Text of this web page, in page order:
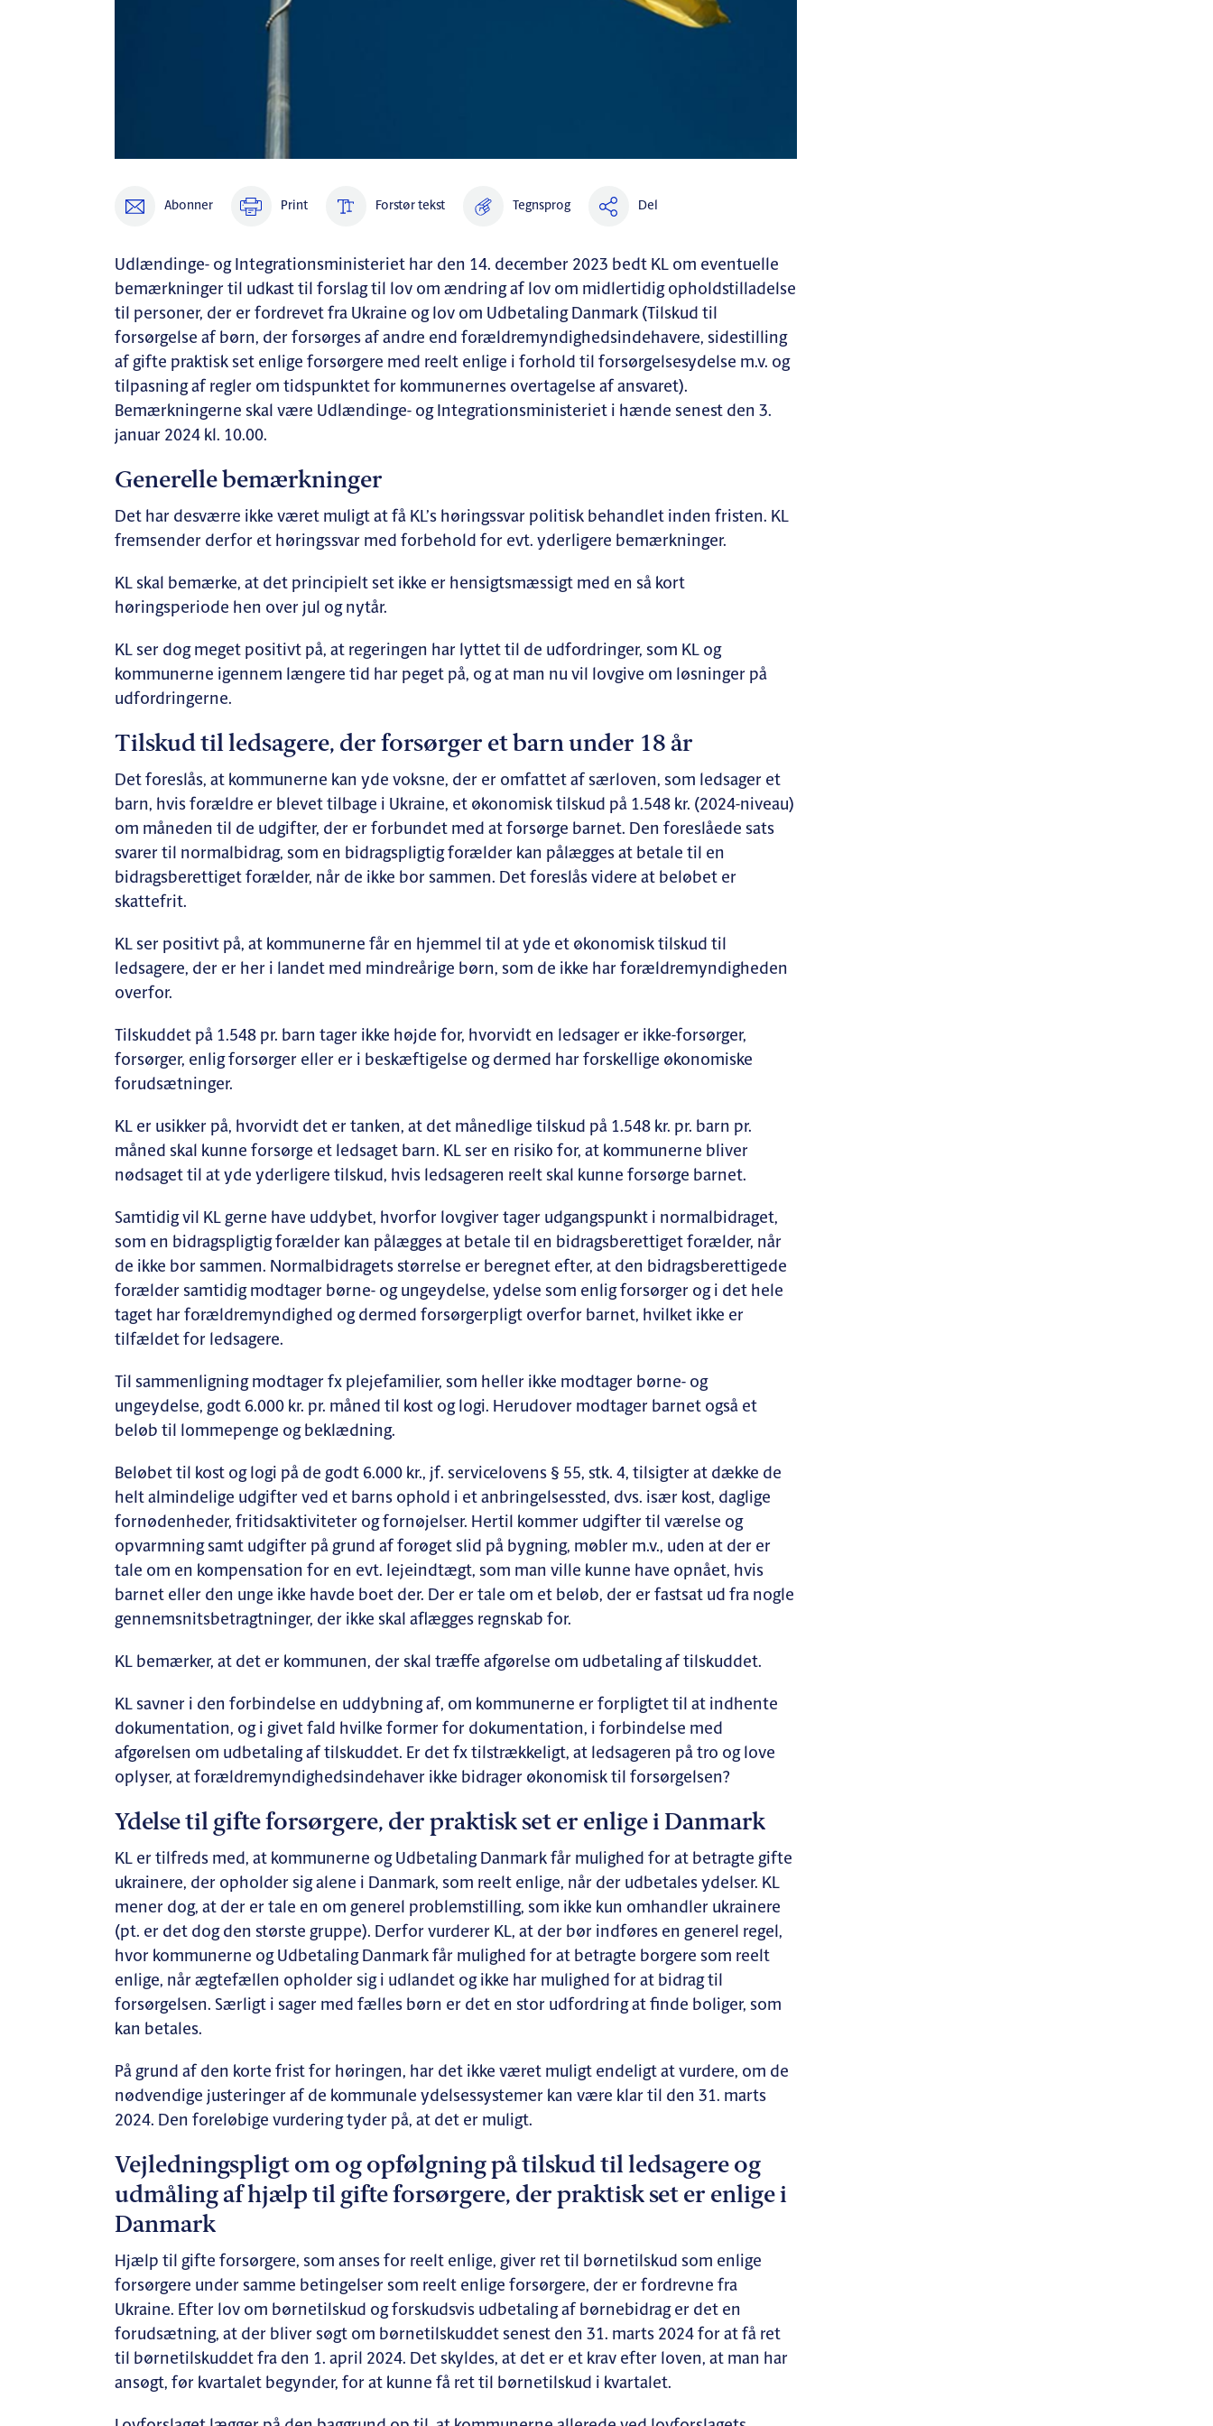
Abonner Print Forstør tekst Tegnsprog Del
Udlændinge- og Integrationsministeriet har den 14. december 2023 bedt KL om eventuelle
bemærkninger til udkast til forslag til lov om ændring af lov om midlertidig opholdstilladelse
til personer, der er fordrevet fra Ukraine og lov om Udbetaling Danmark (Tilskud til
forsørgelse af børn, der forsørges af andre end forældremyndighedsindehavere, sidestilling
af gifte praktisk set enlige forsørgere med reelt enlige i forhold til forsørgelsesydelse m.v. og
tilpasning af regler om tidspunktet for kommunernes overtagelse af ansvaret).
Bemærkningerne skal være Udlændinge- og Integrationsministeriet i hænde senest den 3.
januar 2024 kl. 10.00.
Generelle bemærkninger
Det har desværre ikke været muligt at få KL’s høringssvar politisk behandlet inden fristen. KL
fremsender derfor et høringssvar med forbehold for evt. yderligere bemærkninger.
KL skal bemærke, at det principielt set ikke er hensigtsmæssigt med en så kort
høringsperiode hen over jul og nytår.
KL ser dog meget positivt på, at regeringen har lyttet til de udfordringer, som KL og
kommunerne igennem længere tid har peget på, og at man nu vil lovgive om løsninger på
udfordringerne.
Tilskud til ledsagere, der forsørger et barn under 18 år
Det foreslås, at kommunerne kan yde voksne, der er omfattet af særloven, som ledsager et
barn, hvis forældre er blevet tilbage i Ukraine, et økonomisk tilskud på 1.548 kr. (2024-niveau)
om måneden til de udgifter, der er forbundet med at forsørge barnet. Den foreslåede sats
svarer til normalbidrag, som en bidragspligtig forælder kan pålægges at betale til en
bidragsberettiget forælder, når de ikke bor sammen. Det foreslås videre at beløbet er
skattefrit.
KL ser positivt på, at kommunerne får en hjemmel til at yde et økonomisk tilskud til
ledsagere, der er her i landet med mindreårige børn, som de ikke har forældremyndigheden
overfor.
Tilskuddet på 1.548 pr. barn tager ikke højde for, hvorvidt en ledsager er ikke-forsørger,
forsørger, enlig forsørger eller er i beskæftigelse og dermed har forskellige økonomiske
forudsætninger.
KL er usikker på, hvorvidt det er tanken, at det månedlige tilskud på 1.548 kr. pr. barn pr.
måned skal kunne forsørge et ledsaget barn. KL ser en risiko for, at kommunerne bliver
nødsaget til at yde yderligere tilskud, hvis ledsageren reelt skal kunne forsørge barnet.
Samtidig vil KL gerne have uddybet, hvorfor lovgiver tager udgangspunkt i normalbidraget,
som en bidragspligtig forælder kan pålægges at betale til en bidragsberettiget forælder, når
de ikke bor sammen. Normalbidragets størrelse er beregnet efter, at den bidragsberettigede
forælder samtidig modtager børne- og ungeydelse, ydelse som enlig forsørger og i det hele
taget har forældremyndighed og dermed forsørgerpligt overfor barnet, hvilket ikke er
tilfældet for ledsagere.
Til sammenligning modtager fx plejefamilier, som heller ikke modtager børne- og
ungeydelse, godt 6.000 kr. pr. måned til kost og logi. Herudover modtager barnet også et
beløb til lommepenge og beklædning.
Beløbet til kost og logi på de godt 6.000 kr., jf. servicelovens § 55, stk. 4, tilsigter at dække de
helt almindelige udgifter ved et barns ophold i et anbringelsessted, dvs. især kost, daglige
fornødenheder, fritidsaktiviteter og fornøjelser. Hertil kommer udgifter til værelse og
opvarmning samt udgifter på grund af forøget slid på bygning, møbler m.v., uden at der er
tale om en kompensation for en evt. lejeindtægt, som man ville kunne have opnået, hvis
barnet eller den unge ikke havde boet der. Der er tale om et beløb, der er fastsat ud fra nogle
gennemsnitsbetragtninger, der ikke skal aflægges regnskab for.
KL bemærker, at det er kommunen, der skal træffe afgørelse om udbetaling af tilskuddet.
KL savner i den forbindelse en uddybning af, om kommunerne er forpligtet til at indhente
dokumentation, og i givet fald hvilke former for dokumentation, i forbindelse med
afgørelsen om udbetaling af tilskuddet. Er det fx tilstrækkeligt, at ledsageren på tro og love
oplyser, at forældremyndighedsindehaver ikke bidrager økonomisk til forsørgelsen?
Ydelse til gifte forsørgere, der praktisk set er enlige i Danmark
KL er tilfreds med, at kommunerne og Udbetaling Danmark får mulighed for at betragte gifte
ukrainere, der opholder sig alene i Danmark, som reelt enlige, når der udbetales ydelser. KL
mener dog, at der er tale en om generel problemstilling, som ikke kun omhandler ukrainere
(pt. er det dog den største gruppe). Derfor vurderer KL, at der bør indføres en generel regel,
hvor kommunerne og Udbetaling Danmark får mulighed for at betragte borgere som reelt
enlige, når ægtefællen opholder sig i udlandet og ikke har mulighed for at bidrag til
forsørgelsen. Særligt i sager med fælles børn er det en stor udfordring at finde boliger, som
kan betales.
På grund af den korte frist for høringen, har det ikke været muligt endeligt at vurdere, om de
nødvendige justeringer af de kommunale ydelsessystemer kan være klar til den 31. marts
2024. Den foreløbige vurdering tyder på, at det er muligt.
Vejledningspligt om og opfølgning på tilskud til ledsagere og
udmåling af hjælp til gifte forsørgere, der praktisk set er enlige i
Danmark
Hjælp til gifte forsørgere, som anses for reelt enlige, giver ret til børnetilskud som enlige
forsørgere under samme betingelser som reelt enlige forsørgere, der er fordrevne fra
Ukraine. Efter lov om børnetilskud og forskudsvis udbetaling af børnebidrag er det en
forudsætning, at der bliver søgt om børnetilskuddet senest den 31. marts 2024 for at få ret
til børnetilskuddet fra den 1. april 2024. Det skyldes, at det er et krav efter loven, at man har
ansøgt, før kvartalet begynder, for at kunne få ret til børnetilskud i kvartalet.